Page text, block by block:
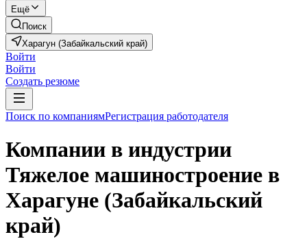
Ещё
Поиск
Харагун (Забайкальский край)
Войти
Войти
Создать резюме
Поиск по компаниямРегистрация работодателя
Компании в индустрии
Тяжелое машиностроение в
Харагуне (Забайкальский
край)